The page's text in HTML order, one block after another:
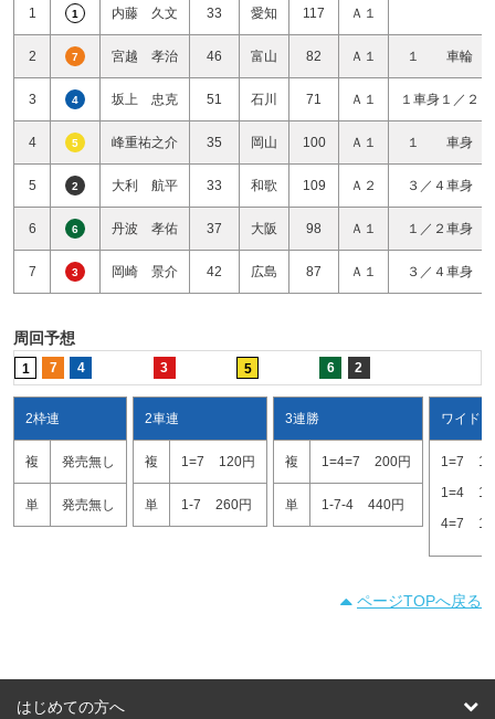
1 1 内藤 久文 33 愛知 117 Ａ１
2 7 宮越 孝治 46 富山 82 Ａ１ １ 車輪
3 4 坂上 忠克 51 石川 71 Ａ１ １車身１／２
4 5 峰重祐之介 35 岡山 100 Ａ１ １ 車身
5 2 大利 航平 33 和歌 109 Ａ２ ３／４車身
6 6 丹波 孝佑 37 大阪 98 Ａ１ １／２車身
7 3 岡崎 景介 42 広島 87 Ａ１ ３／４車身
周回予想
1 7 4 3 5 6 2
2枠連
複 発売無し
単 発売無し
2車連
複 1=7 120円
単 1-7 260円
3連勝
複 1=4=7 200円
単 1-7-4 440円
ワイド
1=7
1=4
4=7
ページTOPへ戻る
はじめての方へ